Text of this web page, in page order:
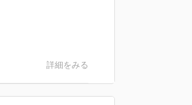
詳細をみる